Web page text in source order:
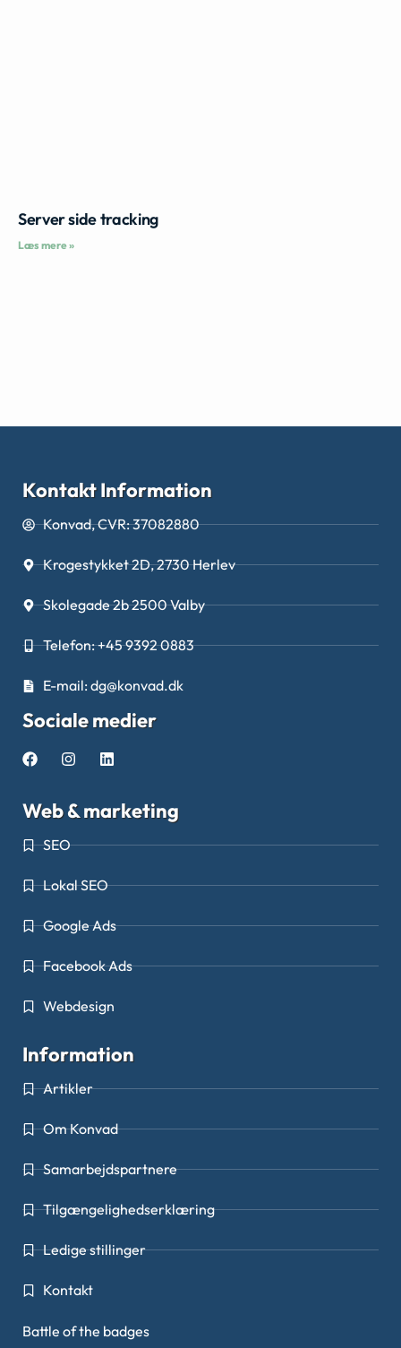
Server side tracking
Læs mere »
Kontakt Information
Konvad, CVR: 37082880
Krogestykket 2D, 2730 Herlev
Skolegade 2b 2500 Valby
Telefon: +45 9392 0883
E-mail: dg@konvad.dk
Sociale medier
Web & marketing
SEO
Lokal SEO
Google Ads
Facebook Ads
Webdesign
Information
Artikler
Om Konvad
Samarbejdspartnere
Tilgængelighedserklæring
Ledige stillinger
Kontakt
Battle of the badges